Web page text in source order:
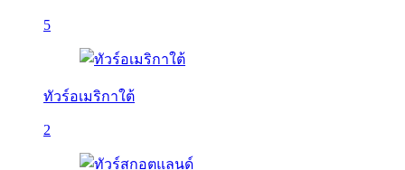
5
ทัวร์อเมริกาใต้
2